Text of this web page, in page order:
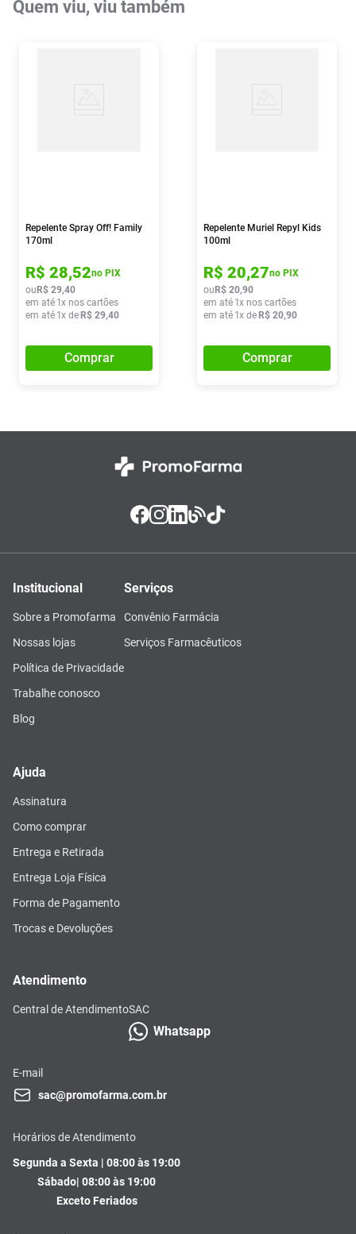
Quem viu, viu também
Repelente Spray Off! Family
170ml
R$ 28,52no PIX
ou R$ 29,40
em até 1x nos cartões
em até 1x de R$ 29,40
Comprar
Repelente Muriel Repyl Kids
100ml
R$ 20,27no PIX
ou R$ 20,90
em até 1x nos cartões
em até 1x de R$ 20,90
Comprar
Institucional
Sobre a Promofarma
Nossas lojas
Política de Privacidade
Trabalhe conosco
Blog
Serviços
Convênio Farmácia
Serviços Farmacêuticos
Ajuda
Assinatura
Como comprar
Entrega e Retirada
Entrega Loja Física
Forma de Pagamento
Trocas e Devoluções
Atendimento
Central de AtendimentoSAC
Whatsapp
E-mail
sac@promofarma.com.br
Horários de Atendimento
Segunda a Sexta | 08:00 às 19:00
Sábado| 08:00 às 19:00
Exceto Feriados